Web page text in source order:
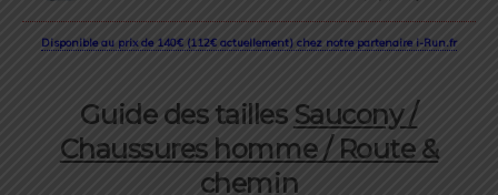
Disponible au prix de 140€ (112€ actuellement) chez notre partenaire i-Run.fr
Guide des tailles Saucony /
Chaussures homme / Route &
chemin